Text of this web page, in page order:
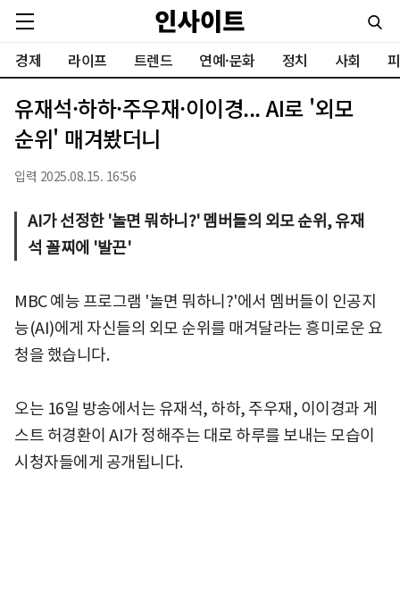
경제 라이프 트렌드 연예·문화 정치 사회
유재석·하하·주우재·이이경... AI로 '외모
순위' 매겨봤더니
입력 2025.08.15. 16:56
AI가 선정한 '놀면 뭐하니?' 멤버들의 외모 순위, 유재
석 꼴찌에 '발끈'
MBC 예능 프로그램 '놀면 뭐하니?'에서 멤버들이 인공지
능(AI)에게 자신들의 외모 순위를 매겨달라는 흥미로운 요
청을 했습니다.
오는 16일 방송에서는 유재석, 하하, 주우재, 이이경과 게
스트 허경환이 AI가 정해주는 대로 하루를 보내는 모습이
시청자들에게 공개됩니다.